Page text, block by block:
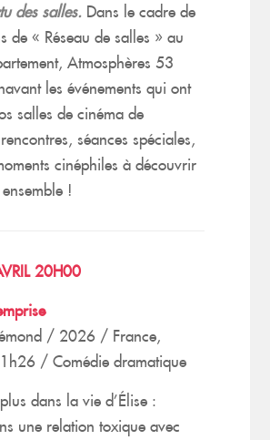
des salles. Dans le cadre de
de « Réseau de salles » au
Atmosphères 53
les événements qui ont
salles de cinéma de
séances spéciales,
cinéphiles à découvrir
!
20H00
/ 2026 / France,
/ Comédie dramatique
dans la vie d’Élise :
une relation toxique avec